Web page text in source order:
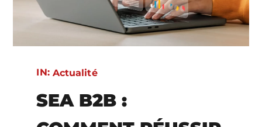
IN: Actualité
SEA B2B :